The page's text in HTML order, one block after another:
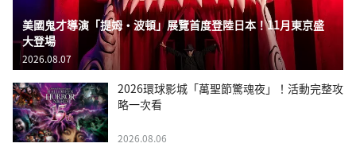
美國鬼才導演「提姆・波頓」展覽首度登陸日本！11月東京盛
大登場
2026.08.07
2026環球影城「萬聖節驚魂夜」！活動完整攻
略一次看
2026.08.06